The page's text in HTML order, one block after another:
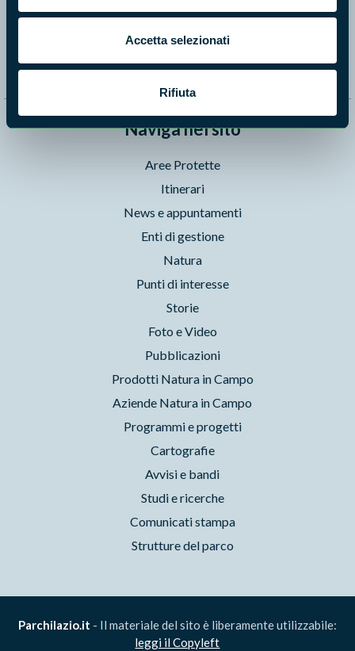
Accetta selezionati
Rifiuta
Naviga nel sito
Aree Protette
Itinerari
News e appuntamenti
Enti di gestione
Natura
Punti di interesse
Storie
Foto e Video
Pubblicazioni
Prodotti Natura in Campo
Aziende Natura in Campo
Programmi e progetti
Cartografie
Avvisi e bandi
Studi e ricerche
Comunicati stampa
Strutture del parco
Parchilazio.it - Il materiale del sito è liberamente utilizzabile:
leggi il Copyleft